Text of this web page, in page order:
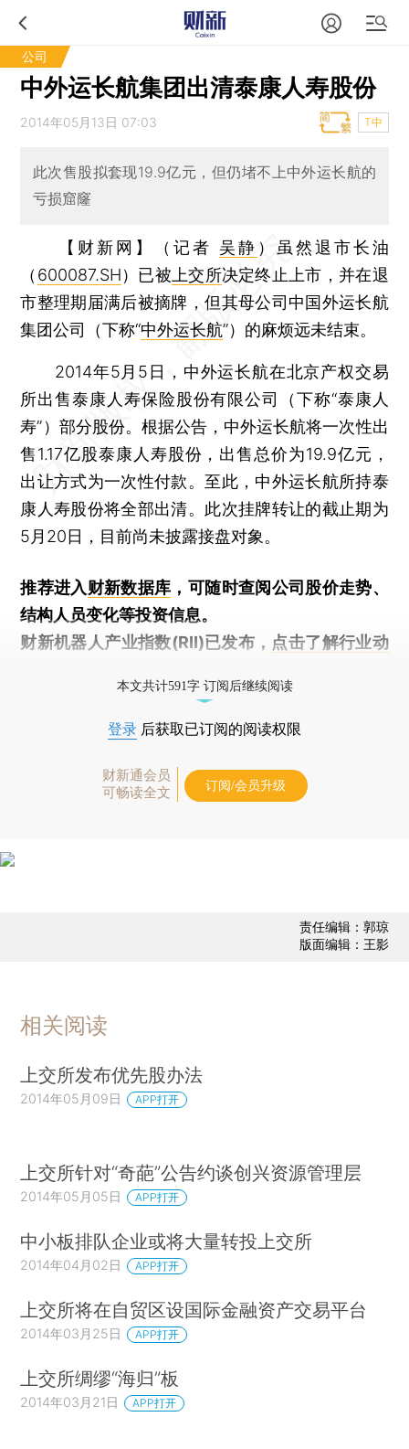
公司
中外运长航集团出清泰康人寿股份
2014年05月13日 07:03 T中
此次售股拟套现19.9亿元，但仍堵不上中外运长航的
亏损窟窿
【财新网】（记者 吴静 ）
虽然退市长油
（ 600087.SH）已被 上交所决定终止上市，并在退
市整理期届满后被摘牌，但其母公司中国外运长航
集团公司（下称“中外运长航”）的麻烦远未结束。
2014年5月5日，中外运长航在北京产权交易
所出售泰康人寿保险股份有限公司（下称“泰康人
寿”）部分股份。根据公告，中外运长航将一次性出
售1.17亿股泰康人寿股份，出售总价为19.9亿元，
出让方式为一次性付款。至此，中外运长航所持泰
康人寿股份将全部出清。此次挂牌转让的截止期为
5月20日，目前尚未披露接盘对象。
推荐进入财新数据库 ，可随时查阅公司股价走势、
结构人员变化等投资信息。
财新机器人产业指数(RII)已发布， 点击了解行业动
本文共计591字 订阅后继续阅读
登录 后获取已订阅的阅读权限
财新通会员
可畅读全文
订阅/会员升级
责任编辑：郭琼
版面编辑：王影
相关阅读
上交所发布优先股办法
2014年05月09日 APP打开
上交所针对“奇葩”公告约谈创兴资源管理层
2014年05月05日 APP打开
中小板排队企业或将大量转投上交所
2014年04月02日 APP打开
上交所将在自贸区设国际金融资产交易平台
2014年03月25日 APP打开
上交所绸缪“海归”板
2014年03月21日 APP打开